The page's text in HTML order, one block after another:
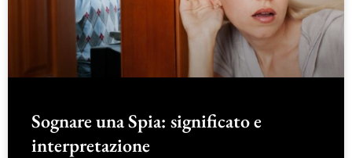
Sognare una Spia: significato e
interpretazione